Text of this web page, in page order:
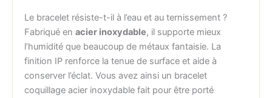
Le bracelet résiste-t-il à l’eau et au ternissement ?
Fabriqué en acier inoxydable, il supporte mieux
l’humidité que beaucoup de métaux fantaisie. La
finition IP renforce la tenue de surface et aide à
conserver l’éclat. Vous avez ainsi un bracelet
coquillage acier inoxydable fait pour être porté